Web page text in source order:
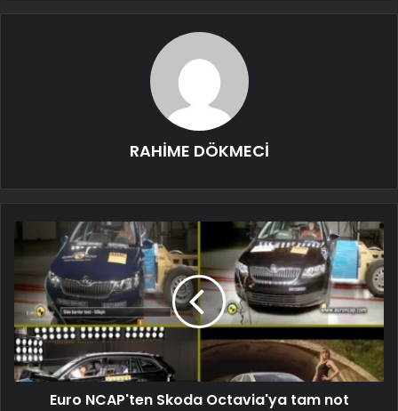
RAHİME DÖKMECİ
Euro NCAP'ten Skoda Octavia'ya tam not